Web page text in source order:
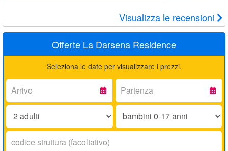
Visualizza le recensioni
Offerte La Darsena Residence
Seleziona le date per visualizzare i prezzi.
Arrivo:
Partenza:
Adulti:
Bambini
17
Codice
struttura: